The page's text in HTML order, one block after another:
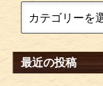
最近の投稿